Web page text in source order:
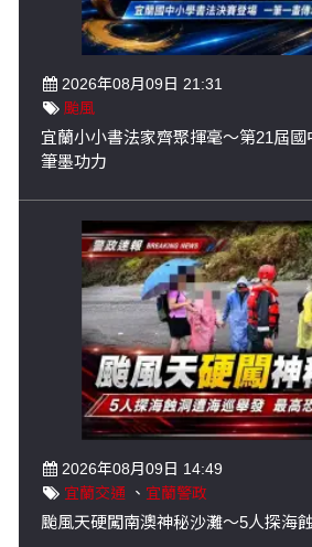
2026年08月09日 21:31
颱風
宜蘭小小書法家齊聚揮毫～第21屆
筆墨功力
2026年08月09日 14:49
宜蘭交通 、 宜蘭警政
颱風天硬闖南澳神秘沙灘～5人探海